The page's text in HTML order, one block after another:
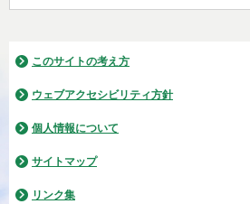
このサイトの考え方
ウェブアクセシビリティ方針
個人情報について
サイトマップ
リンク集